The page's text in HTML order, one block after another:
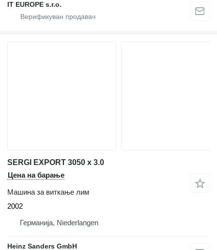
IT EUROPE s.r.o.
SERGI EXPORT 3050 x 3.0
Цена на барање
Машина за виткање лим
2002
Германија, Niederlangen
Heinz Sanders GmbH